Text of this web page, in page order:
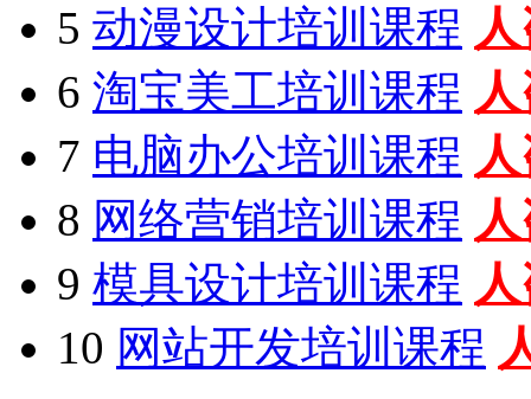
5 动漫设计培训课程
6 淘宝美工培训课程
7 电脑办公培训课程
8 网络营销培训课程
9 模具设计培训课程
10 网站开发培训课程